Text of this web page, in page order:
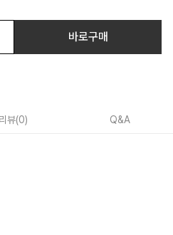
바로구매
리뷰(0) Q&A